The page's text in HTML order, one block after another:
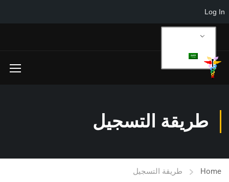
Log In
طريقة التسجيل
Home طريقة التسجيل